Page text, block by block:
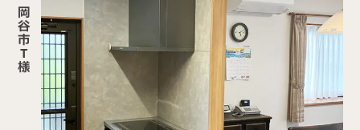
岡
谷
市
T
様